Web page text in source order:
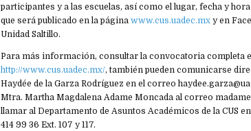
participantes y a las escuelas, así como el lugar, fecha y
que será publicado en la páginawww.cus.uadec.mx y en
Unidad Saltillo.
Para más información, consultar la convocatoria completa
http://www.cus.uadec.mx/, también pueden comunicarse
Haydée de la Garza Rodríguez en el correo
Mtra. Martha Magdalena Adame Moncada al correo
llamar al Departamento de Asuntos Académicos de la CUS
414 99 36 Ext. 107 y 117.